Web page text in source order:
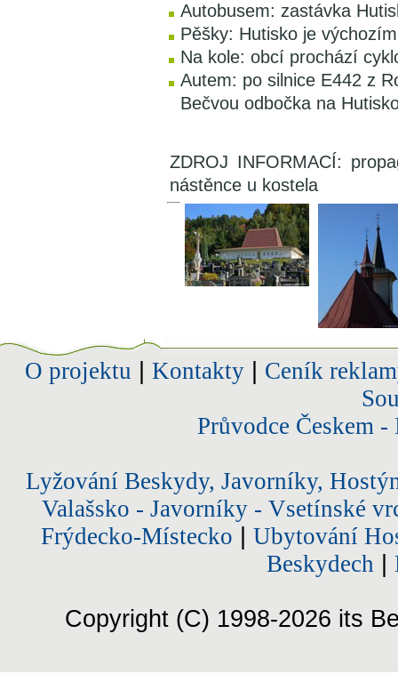
Autobusem: zastávka
Pěšky: Hutisko je
Na kole: obcí prochází
Autem: po silnice E442 z
Bečvou odbočka na
ZDROJ INFORMACÍ:
nástěnce u kostela
O projektu Kontakty| Ceník
Průvodce Českem
Lyžování Beskydy, Javorníky,
Valašsko - Javorníky - Vsetínské
Frýdecko-Místecko
Ubytování
Beskydech
Copyright (C) 1998-2026 its